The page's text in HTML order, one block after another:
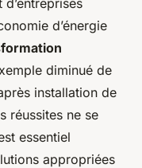
d’énergie
diminué de
installation de
réussites ne se
essentiel
appropriées